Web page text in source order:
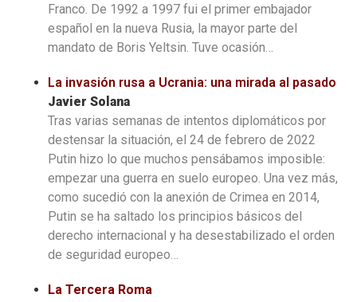
Franco. De 1992 a 1997 fui el primer embajador
español en la nueva Rusia, la mayor parte del
mandato de Boris Yeltsin. Tuve ocasión…
La invasión rusa a Ucrania: una mirada al pasado
Javier Solana
Tras varias semanas de intentos diplomáticos por
destensar la situación, el 24 de febrero de 2022
Putin hizo lo que muchos pensábamos imposible:
empezar una guerra en suelo europeo. Una vez más,
como sucedió con la anexión de Crimea en 2014,
Putin se ha saltado los principios básicos del
derecho internacional y ha desestabilizado el orden
de seguridad europeo…
La Tercera Roma